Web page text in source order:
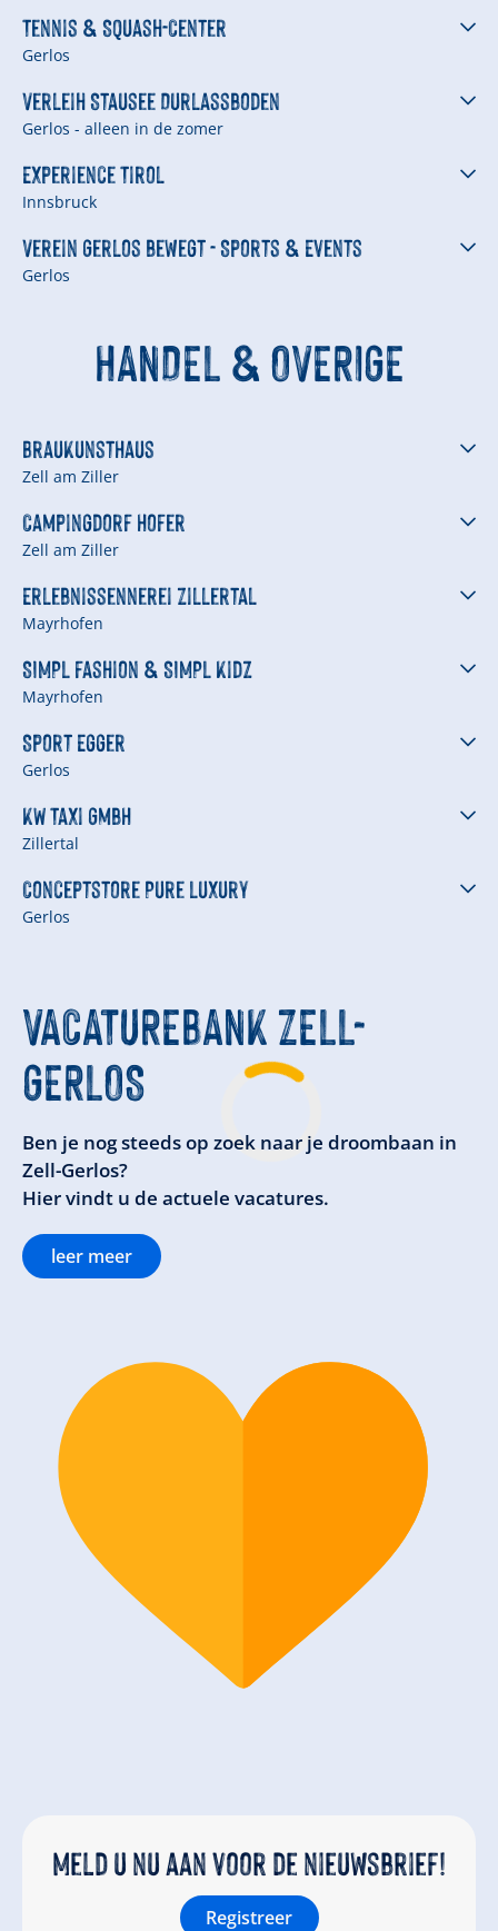
Tennis & Squash-Center
Gerlos
Verleih Stausee Durlassboden
Gerlos - alleen in de zomer
Experience Tirol
Innsbruck
Verein Gerlos bewegt - Sports & Events
Gerlos
HANDEL & OVERIGE
BrauKunstHaus
Zell am Ziller
Campingdorf Hofer
Zell am Ziller
Erlebnissennerei Zillertal
Mayrhofen
SIMPL fashion & SIMPL Kidz
Mayrhofen
Sport Egger
Gerlos
KW Taxi GmbH
Zillertal
Conceptstore Pure Luxury
Gerlos
VACATUREBANK ZELL-
GERLOS
Ben je nog steeds op zoek naar je droombaan in
Zell-Gerlos?
Hier vindt u de actuele vacatures.
leer meer
Meld u nu aan voor de nieuwsbrief!
Registreer